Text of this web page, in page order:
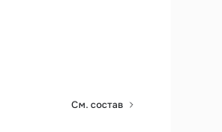
См. состав